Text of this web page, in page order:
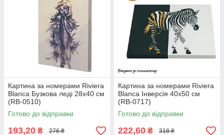
Картина за номерами Riviera
Blanca Бузкова леді 28x40 см
(RB-0510)
Готово до відправки
193,20 ₴ 276 ₴
Картина за номерами Riviera
Blanca Інверсія 40x50 см
(RB-0717)
Готово до відправки
222,60 ₴ 318 ₴